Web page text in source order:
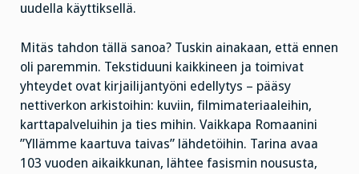
uudella käyttiksellä.
Mitäs tahdon tällä sanoa? Tuskin ainakaan, että ennen
oli paremmin. Tekstiduuni kaikkineen ja toimivat
yhteydet ovat kirjailijantyöni edellytys – pääsy
nettiverkon arkistoihin: kuviin, filmimateriaaleihin,
karttapalveluihin ja ties mihin. Vaikkapa Romaanini
”Yllämme kaartuva taivas” lähdetöihin. Tarina avaa
103 vuoden aikaikkunan, lähtee fasismin noususta,